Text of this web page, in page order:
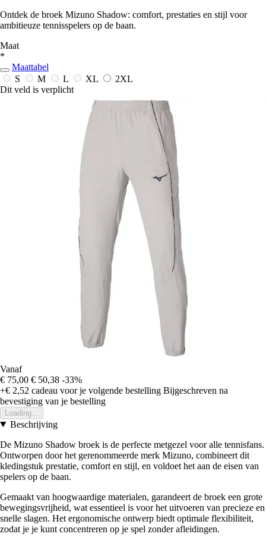
Ontdek de broek Mizuno Shadow: comfort, prestaties en stijl voor
ambitieuze tennisspelers op de baan.
Maat
*
Maattabel
S
M L XL
2XL
Dit veld is verplicht
Vanaf
€ 75,00 € 50,38 -33%
+€ 2,52 cadeau voor je volgende bestelling Bijgeschreven na
bevestiging van je bestelling
Loading...
Beschrijving
De Mizuno Shadow broek is de perfecte metgezel voor alle tennisfans.
Ontworpen door het gerenommeerde merk Mizuno, combineert dit
kledingstuk prestatie, comfort en stijl, en voldoet het aan de eisen van
spelers op de baan.
Gemaakt van hoogwaardige materialen, garandeert de broek een grote
bewegingsvrijheid, wat essentieel is voor het uitvoeren van precieze en
snelle slagen. Het ergonomische ontwerp biedt optimale flexibiliteit,
zodat je je kunt concentreren op je spel zonder afleidingen.